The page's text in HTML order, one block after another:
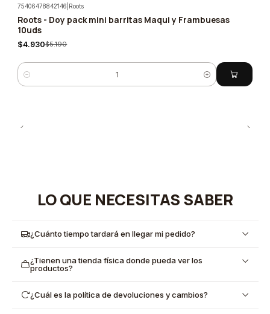
-5%
75406478842146 Roots
Roots - Doy pack mini barritas Maqui y Frambuesas
10uds
$4.930$5.190
Cantidad
LO QUE NECESITAS SABER
¿Cuánto tiempo tardará en llegar mi pedido?
¿Tienen una tienda física donde pueda ver los
productos?
¿Cuál es la política de devoluciones y cambios?